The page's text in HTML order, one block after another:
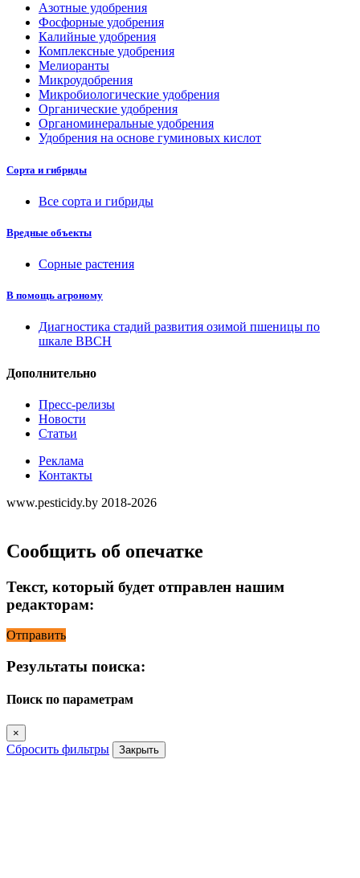
Азотные удобрения
Фосфорные удобрения
Калийные удобрения
Комплексные удобрения
Мелиоранты
Микроудобрения
Микробиологические удобрения
Органические удобрения
Органоминеральные удобрения
Удобрения на основе гуминовых кислот
Сорта и гибриды
Все сорта и гибриды
Вредные объекты
Сорные растения
В помощь агроному
Диагностика стадий развития озимой пшеницы по
шкале ВВСН
Дополнительно
Пресс-релизы
Новости
Статьи
Реклама
Контакты
www.pesticidy.by 2018-2026
Сообщить об опечатке
Текст, который будет отправлен нашим
редакторам:
Отправить
Результаты поиска:
Поиск по параметрам
×
Сбросить фильтры Закрыть